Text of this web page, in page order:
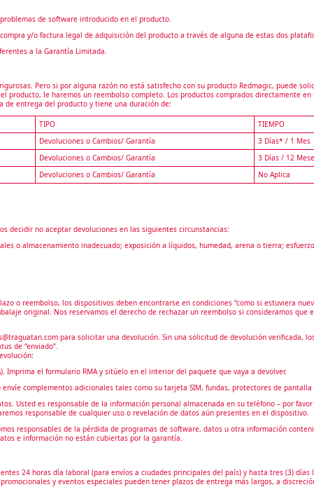
de software introducido en el producto.
y/o factura legal de adquisición del producto a través de alguna de estas dos
a la Garantía Limitada.
Pero si por alguna razón no está satisfecho con su producto Redmagic, puede
le haremos un reembolso completo. Los productos comprados directamente en
de entrega del producto y tiene una duración de:
TIPO
TIEMPO
Devoluciones o Cambios/ Garantía
3 Días* / 1 Mes
Devoluciones o Cambios/ Garantía
3 Días / 12
Devoluciones o Cambios/ Garantía No Aplica
decidir no aceptar devoluciones en las siguientes circunstancias:
o almacenamiento inadecuado; exposición a líquidos, humedad, arena o tierra;
o reembolso, los dispositivos deben encontrarse en condiciones “como si estuviera
original. Nos reservamos el derecho de rechazar un reembolso si consideramos que
para solicitar una devolución. Sin una solicitud de devolución verificada,
de “enviado”.
el formulario RMA y sitúelo en el interior del paquete que vaya a devolver.
complementos adicionales tales como su tarjeta SIM, fundas, protectores de pantalla
Usted es responsable de la información personal almacenada en su teléfono – por
responsable de cualquier uso o revelación de datos aún presentes en el dispositivo.
responsables de la pérdida de programas de software, datos u otra información
e información no están cubiertas por la garantía.
24 horas día laboral (para envíos a ciudades principales del país) y hasta tres (3) días
y eventos especiales pueden tener plazos de entrega más largos, a